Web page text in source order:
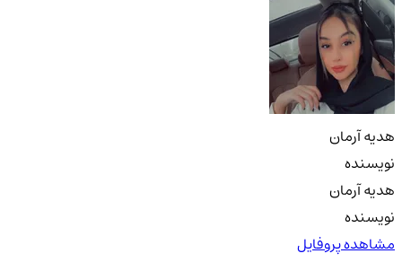
هدیه آرمان
نویسنده
هدیه آرمان
نویسنده
مشاهده پروفایل